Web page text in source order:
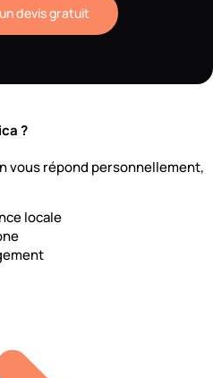
devis gratuit
?
vous répond personnellement,
locale